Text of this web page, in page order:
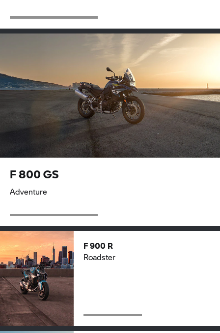
F 800 GS
Adventure
F 900 R
Roadster